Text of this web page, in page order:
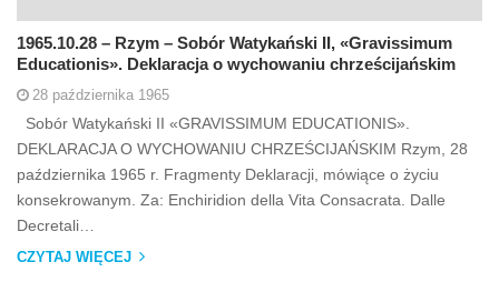
1965.10.28 – Rzym – Sobór Watykański II, «Gravissimum
Educationis». Deklaracja o wychowaniu chrześcijańskim
28 października 1965
Sobór Watykański II «GRAVISSIMUM EDUCATIONIS».
DEKLARACJA O WYCHOWANIU CHRZEŚCIJAŃSKIM Rzym, 28
października 1965 r. Fragmenty Deklaracji, mówiące o życiu
konsekrowanym. Za: Enchiridion della Vita Consacrata. Dalle
Decretali…
CZYTAJ WIĘCEJ